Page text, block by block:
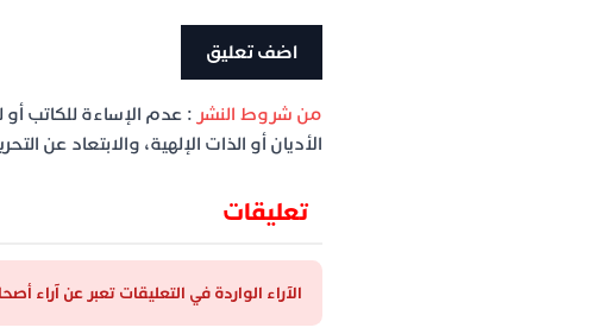
من شروط النشر: عدم الإساءة للكاتب
الأديان أو الذات الإلهية، والابتعاد عن
تعليقات
الآراء الواردة في التعليقات تعبر عن آراء